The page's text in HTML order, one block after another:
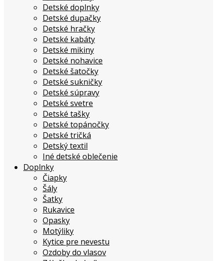
Detské doplnky
Detské dupačky
Detské hračky
Detské kabáty
Detské mikiny
Detské nohavice
Detské šatočky
Detské sukničky
Detské súpravy
Detské svetre
Detské tašky
Detské topánočky
Detské tričká
Detský textil
Iné detské oblečenie
Doplnky
Čiapky
Šály
Šatky
Rukavice
Opasky
Motýliky
Kytice pre nevestu
Ozdoby do vlasov